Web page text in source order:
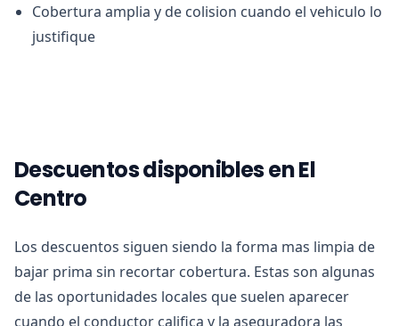
Cobertura amplia y de colision cuando el vehiculo lo
justifique
Descuentos disponibles en El
Centro
Los descuentos siguen siendo la forma mas limpia de
bajar prima sin recortar cobertura. Estas son algunas
de las oportunidades locales que suelen aparecer
cuando el conductor califica y la aseguradora las